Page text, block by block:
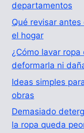
departamentos
Qué revisar
el hogar
¿Cómo lavar
deformarla ni
Ideas simples
obras
Demasiado
la ropa queda